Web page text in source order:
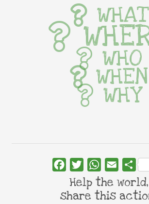
WHAT
WHO
WHEN
WHY
FacebookTwitterWhatsApp
Email Share
Help the world,
share this